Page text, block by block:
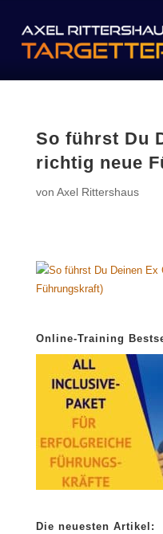
So führst Du
richtig neue
von Axel Rittershaus
Online-Training
Die neuesten Artikel: